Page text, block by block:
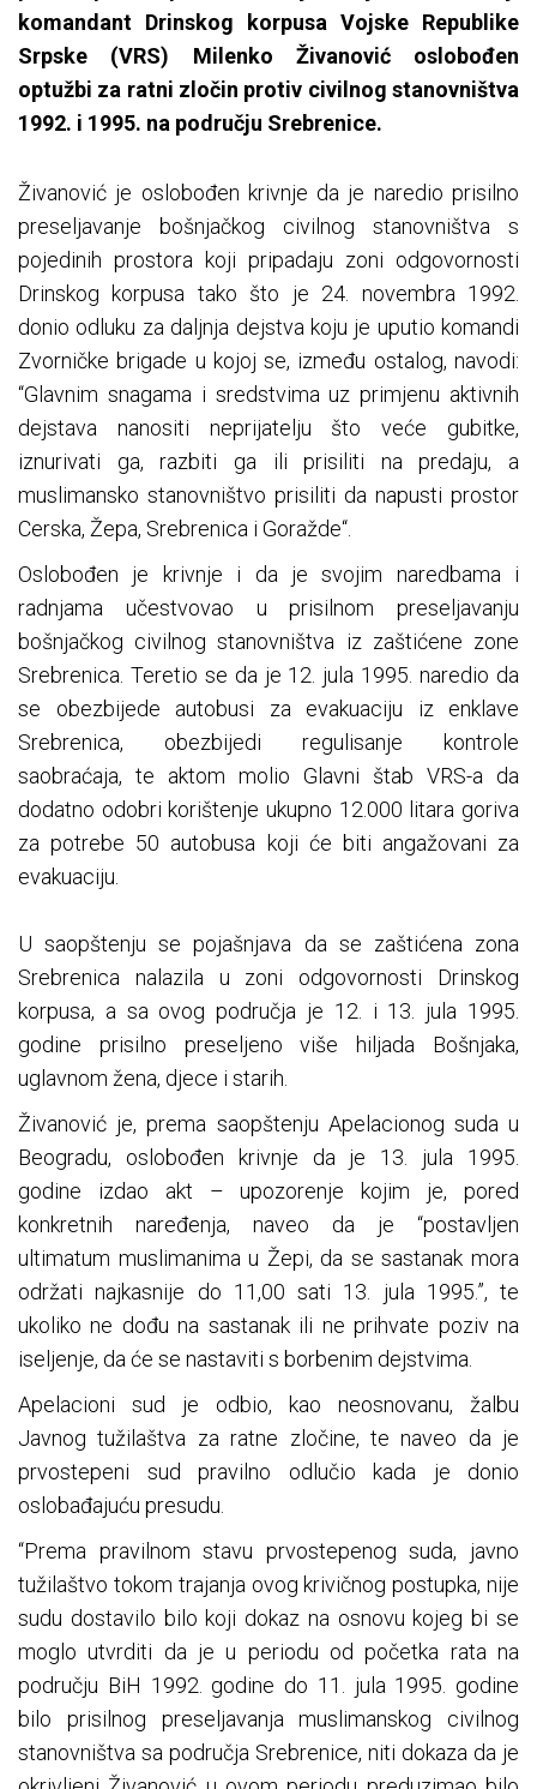
komandant Drinskog korpusa Vojske Republike
Srpske (VRS) Milenko Živanović oslobođen
optužbi za ratni zločin protiv civilnog stanovništva
1992. i 1995. na području Srebrenice.
Živanović je oslobođen krivnje da je naredio prisilno
preseljavanje bošnjačkog civilnog stanovništva s
pojedinih prostora koji pripadaju zoni odgovornosti
Drinskog korpusa tako što je 24. novembra 1992.
donio odluku za daljnja dejstva koju je uputio komandi
Zvorničke brigade u kojoj se, između ostalog, navodi:
“Glavnim snagama i sredstvima uz primjenu aktivnih
dejstava nanositi neprijatelju što veće gubitke,
iznurivati ga, razbiti ga ili prisiliti na predaju, a
muslimansko stanovništvo prisiliti da napusti prostor
Cerska, Žepa, Srebrenica i Goražde“.
Oslobođen je krivnje i da je svojim naredbama i
radnjama učestvovao u prisilnom preseljavanju
bošnjačkog civilnog stanovništva iz zaštićene zone
Srebrenica. Teretio se da je 12. jula 1995. naredio da
se obezbijede autobusi za evakuaciju iz enklave
Srebrenica, obezbijedi regulisanje kontrole
saobraćaja, te aktom molio Glavni štab VRS-a da
dodatno odobri korištenje ukupno 12.000 litara goriva
za potrebe 50 autobusa koji će biti angažovani za
evakuaciju.
U saopštenju se pojašnjava da se zaštićena zona
Srebrenica nalazila u zoni odgovornosti Drinskog
korpusa, a sa ovog područja je 12. i 13. jula 1995.
godine prisilno preseljeno više hiljada Bošnjaka,
uglavnom žena, djece i starih.
Živanović je, prema saopštenju Apelacionog suda u
Beogradu, oslobođen krivnje da je 13. jula 1995.
godine izdao akt – upozorenje kojim je, pored
konkretnih naređenja, naveo da je “postavljen
ultimatum muslimanima u Žepi, da se sastanak mora
održati najkasnije do 11,00 sati 13. jula 1995.”, te
ukoliko ne dođu na sastanak ili ne prihvate poziv na
iseljenje, da će se nastaviti s borbenim dejstvima.
Apelacioni sud je odbio, kao neosnovanu, žalbu
Javnog tužilaštva za ratne zločine, te naveo da je
prvostepeni sud pravilno odlučio kada je donio
oslobađajuću presudu.
“Prema pravilnom stavu prvostepenog suda, javno
tužilaštvo tokom trajanja ovog krivičnog postupka, nije
sudu dostavilo bilo koji dokaz na osnovu kojeg bi se
moglo utvrditi da je u periodu od početka rata na
području BiH 1992. godine do 11. jula 1995. godine
bilo prisilnog preseljavanja muslimanskog civilnog
stanovništva sa područja Srebrenice, niti dokaza da je